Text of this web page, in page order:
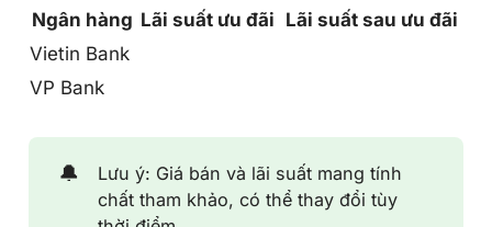
thời điểm